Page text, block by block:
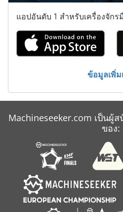
แอปอันดับ 1 สำหรับเครื่องจักร
ข้อมูลเพิ่ม
Machineseeker.com เป็นผู้
ของ: